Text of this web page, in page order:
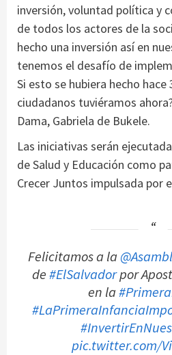
inversión, voluntad política y
de todos los actores de la
hecho una inversión así en
tenemos el desafío de
Si esto se hubiera hecho hace
ciudadanos tuviéramos
Dama, Gabriela de Bukele.
Las iniciativas serán
de Salud y Educación como
Crecer Juntos impulsada por
Felicitamos a la
de#ElSalvadorpor
en la
pic.twitter.com/